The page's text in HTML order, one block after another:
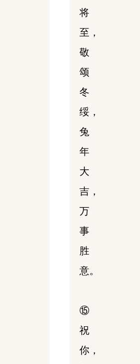
将
至，
敬
颂
冬
绥，
兔
年
大
吉，
万
事
胜
意。
⑮
祝
你，